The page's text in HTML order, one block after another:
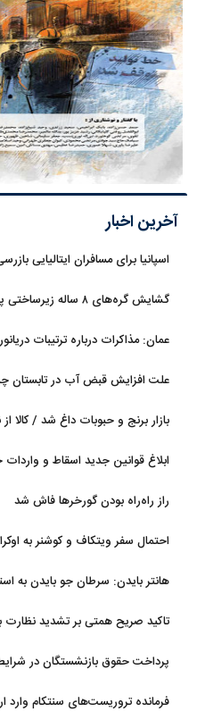
آخرین اخبار
اسپانیا برای مسافران ایتالیایی
گشایش گره‌های ۸ ساله زیرساختی پردیس با شتابدهی توسعه
عمان: مذاکرات درباره ترتیبات
علت افزایش قبض آب در تابستان
بازار برنج و حبوبات داغ شد / کالا
راز راه‌راه بودن گورخرها فاش شد
احتمال سفر ویتکاف و کوشنر به
هانتر بایدن: سرطان جو بایدن به
تاکید صریح همتی بر تشدید نظارت
پرداخت حقوق بازنشستگان در
فرمانده تروریست‌های سنتکام وارد